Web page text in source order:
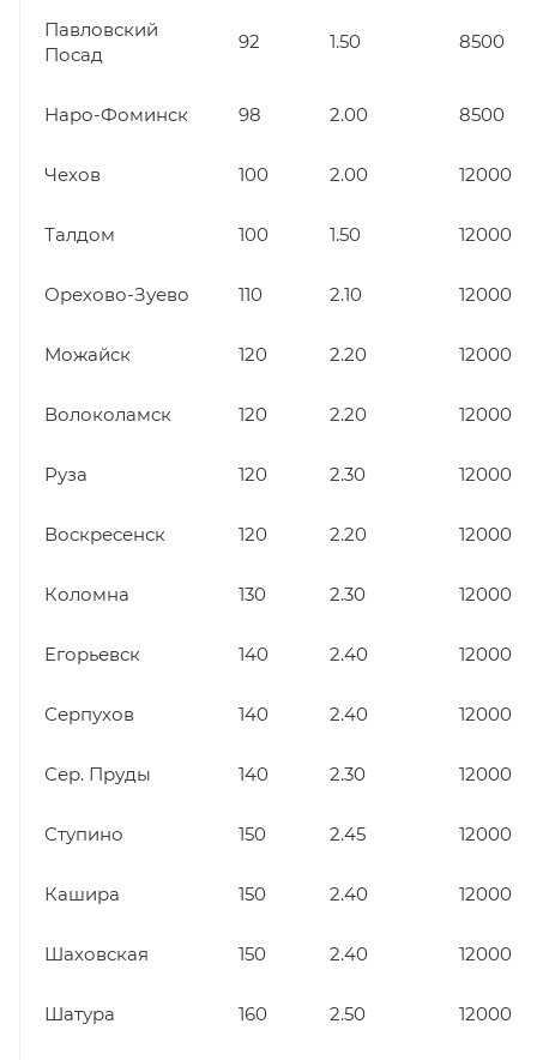
Павловский
Посад
92 1.50 8500
Наро-Фоминск 98 2.00 8500
Чехов 100 2.00 12000
Талдом 100 1.50 12000
Орехово-Зуево 110 2.10 12000
Можайск 120 2.20 12000
Волоколамск 120 2.20 12000
Руза 120 2.30 12000
Воскресенск 120 2.20 12000
Коломна 130 2.30 12000
Егорьевск 140 2.40 12000
Серпухов 140 2.40 12000
Сер. Пруды 140 2.30 12000
Ступино 150 2.45 12000
Кашира 150 2.40 12000
Шаховская 150 2.40 12000
Шатура 160 2.50 12000